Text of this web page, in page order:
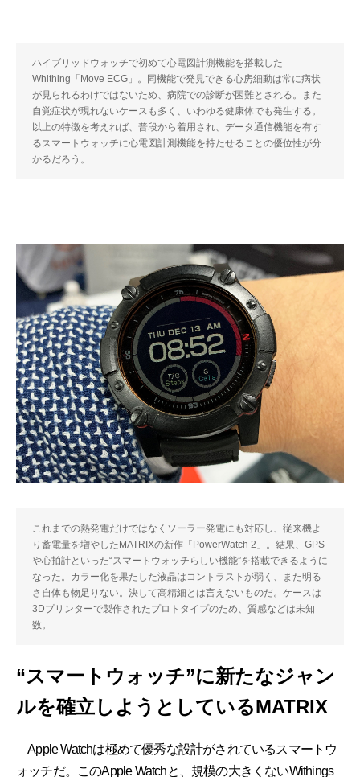
ハイブリッドウォッチで初めて心電図計測機能を搭載した
Whithing「Move ECG」。同機能で発見できる心房細動は常に病状
が見られるわけではないため、病院での診断が困難とされる。また
自覚症状が現れないケースも多く、いわゆる健康体でも発生する。
以上の特徴を考えれば、普段から着用され、データ通信機能を有す
るスマートウォッチに心電図計測機能を持たせることの優位性が分
かるだろう。
これまでの熱発電だけではなくソーラー発電にも対応し、従来機よ
り蓄電量を増やしたMATRIXの新作「PowerWatch 2」。結果、GPS
や心拍計といった“スマートウォッチらしい機能”を搭載できるように
なった。カラー化を果たした液晶はコントラストが弱く、また明る
さ自体も物足りない。決して高精細とは言えないものだ。ケースは
3Dプリンターで製作されたプロトタイプのため、質感などは未知
数。
“スマートウォッチ”に新たなジャン
ルを確立しようとしているMATRIX
Apple Watchは極めて優秀な設計がされているスマートウ
ォッチだ。このApple Watchと、規模の大きくないWithings